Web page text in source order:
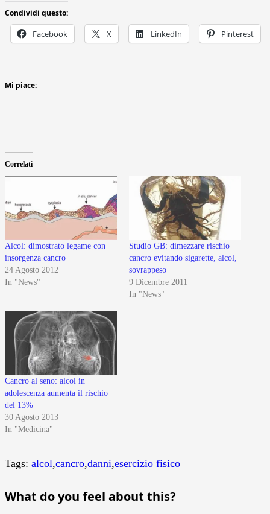
Condividi questo:
Facebook X LinkedIn Pinterest
Mi piace:
Correlati
Alcol: dimostrato legame con
insorgenza cancro
24 Agosto 2012
In "News"
Studio GB: dimezzare rischio
cancro evitando sigarette, alcol,
sovrappeso
9 Dicembre 2011
In "News"
Cancro al seno: alcol in
adolescenza aumenta il rischio
del 13%
30 Agosto 2013
In "Medicina"
Tags: alcol,cancro,danni,esercizio fisico
What do you feel about this?